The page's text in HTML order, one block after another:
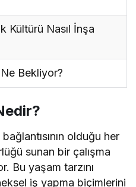
Kültürü Nasıl İnşa
Bekliyor?
olduğu her
sunan bir çalışma
Bu yaşam tarzını
iş yapma biçimlerini